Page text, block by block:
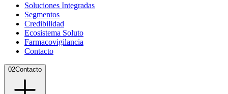
Soluciones Integradas
Segmentos
Credibilidad
Ecosistema Soluto
Farmacovigilancia
Contacto
02Contacto